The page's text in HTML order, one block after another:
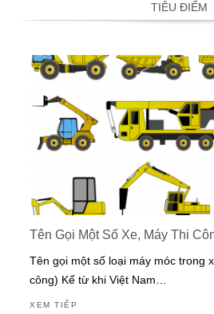
TIÊU ĐIỂM
Tên Gọi Một Số Xe, Máy Thi
Tên gọi một số loại máy móc trong
công) Kể từ khi Việt Nam…
XEM TIẾP